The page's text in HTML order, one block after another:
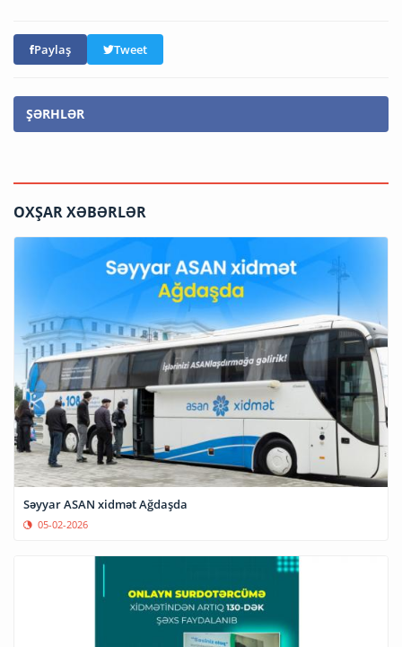
Paylaş Tweet
ŞƏRHLƏR
OXŞAR XƏBƏRLƏR
Səyyar ASAN xidmət Ağdaşda
05-02-2026